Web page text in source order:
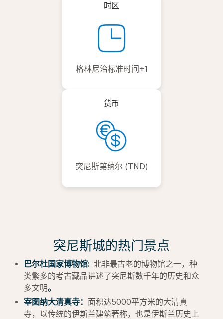
时区
格林尼治标准时间+1
货币
突尼斯第纳尔 (TND)
突尼斯城的热门景点
巴尔杜国家博物馆: 北非最古老的博物馆之一，种
类繁多的考古藏品讲述了突尼斯数千年的历史和众
多文明。
宰图纳大清真寺： 面积达5000平方米的大清真
寺，以传统的伊斯兰建筑著称，也是伊斯兰历史上